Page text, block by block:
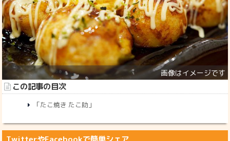
この記事の目次
「たこ焼き たこ助」